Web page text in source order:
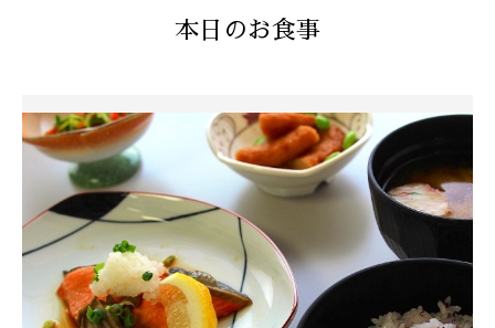
本日のお食事